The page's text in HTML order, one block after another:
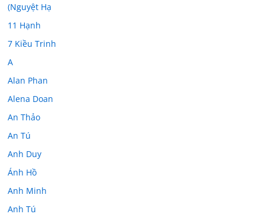
(Nguyệt Hạ
11 Hạnh
7 Kiều Trinh
A
Alan Phan
Alena Doan
An Thảo
An Tú
Anh Duy
Ánh Hồ
Anh Minh
Anh Tú